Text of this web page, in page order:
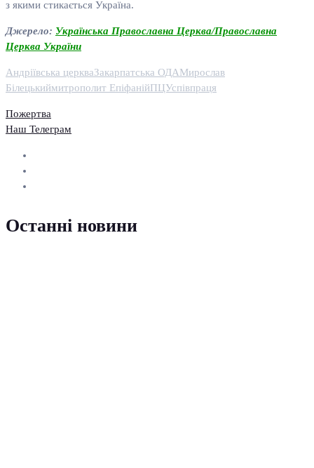
з якими стикається Україна.
Джерело: Українська Православна Церква/Православна
Церква України
Андріївська церкваЗакарпатська ОДАМирослав
Білецькиймитрополит ЕпіфанійПЦУспівпраця
Пожертва
Наш Телеграм
Останні новини